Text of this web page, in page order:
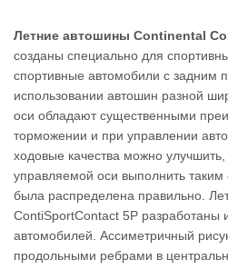
Летние автошины Continental
созданы специально для
спортивные автомобили с задним
использовании автошин разной
оси обладают существенными
торможении и при управлении
ходовые качества можно
управляемой оси выполнить
была распределена правильно.
ContiSportContact 5P разработаны
автомобилей. Ассиметричный
продольными ребрами в